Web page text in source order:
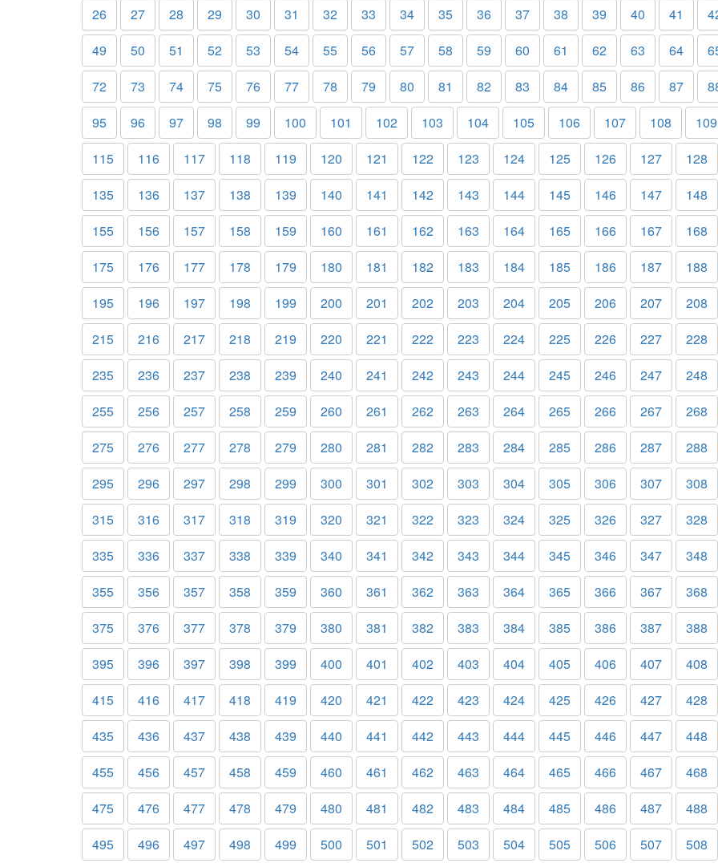
26
27 28 29 30 31 32 33 34 35 36 37 38 39 40 41
49
50 51 52 53 54 55 56 57 58 59 60 61 62 63 64
72
73 74 75 76 77 78 79 80 81 82 83 84 85 86 87
95
96 97 98 99 100 101 102 103 104 105 106 107 108
109
115
116 117 118 119 120 121 122 123 124 125 126 127
128
135
136 137 138 139 140 141 142 143 144 145 146 147
148
155
156 157 158 159 160 161 162 163 164 165 166 167
168
175
176 177 178 179 180 181 182 183 184 185 186 187
188
195
196 197 198 199 200 201 202 203 204 205 206 207
208
215
216 217 218 219 220 221 222 223 224 225 226 227
228
235
236 237 238 239 240 241 242 243 244 245 246 247
248
255
256 257 258 259 260 261 262 263 264 265 266 267
268
275
276 277 278 279 280 281 282 283 284 285 286 287
288
295
296 297 298 299 300 301 302 303 304 305 306 307
308
315
316 317 318 319 320 321 322 323 324 325 326 327
328
335
336 337 338 339 340 341 342 343 344 345 346 347
348
355
356 357 358 359 360 361 362 363 364 365 366 367
368
375
376 377 378 379 380 381 382 383 384 385 386 387
388
395
396 397 398 399 400 401 402 403 404 405 406 407
408
415
416 417 418 419 420 421 422 423 424 425 426 427
428
435
436 437 438 439 440 441 442 443 444 445 446 447
448
455
456 457 458 459 460 461 462 463 464 465 466 467
468
475
476 477 478 479 480 481 482 483 484 485 486 487
488
495
496 497 498 499 500 501 502 503 504 505 506 507 508